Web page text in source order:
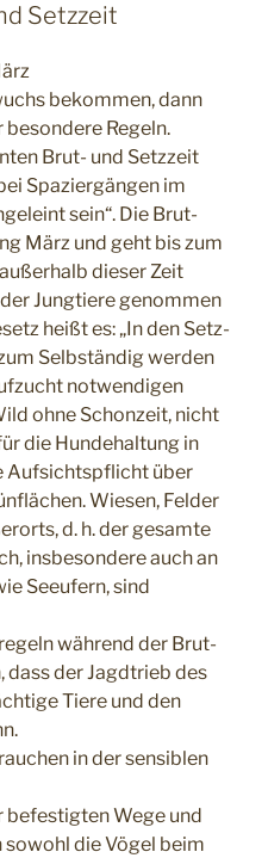
Setzzeit
bekommen, dann
Regeln.
Brut- und Setzzeit
Spaziergängen im
sein“. Die Brut-
März und geht bis zum
dieser Zeit
Jungtiere genommen
heißt es: „In den Setz-
Selbständig werden
notwendigen
ohne Schonzeit, nicht
die Hundehaltung in
Aufsichtspflicht über
Wiesen, Felder
d. h. der gesamte
insbesondere auch an
Seeufern, sind
während der Brut-
dass der Jagdtrieb des
Tiere und den
in der sensiblen
befestigten Wege und
die Vögel beim